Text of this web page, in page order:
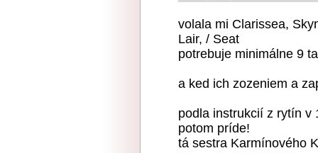
volala mi Clarissea,
Lair, / Seat
potrebuje minimálne 9
a ked ich zozeniem a
podla instrukcií z rytín v
potom príde!
tá sestra Karmínového